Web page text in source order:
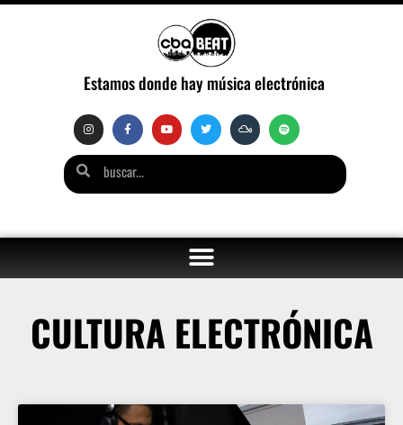
Estamos donde hay música electrónica
CULTURA ELECTRÓNICA